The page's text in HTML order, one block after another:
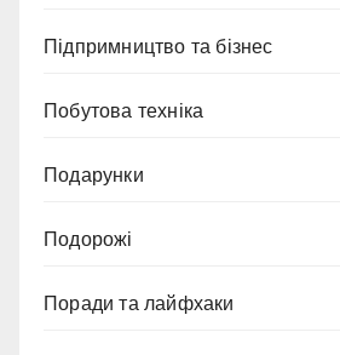
Підпримництво та бізнес
Побутова техніка
Подарунки
Подорожі
Поради та лайфхаки